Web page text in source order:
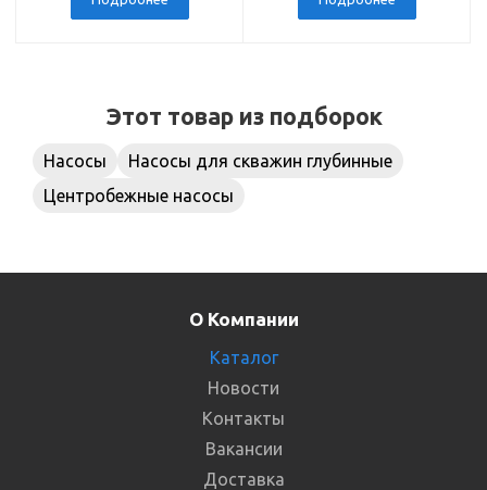
Этот товар из подборок
Насосы
Насосы для скважин глубинные
Центробежные насосы
О Компании
Каталог
Новости
Контакты
Вакансии
Доставка